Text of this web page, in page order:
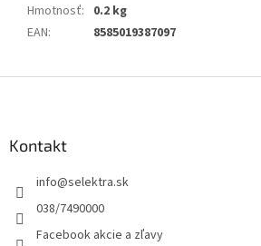
Hmotnosť: 0.2 kg
EAN: 8585019387097
Kontakt
info@selektra.sk
038/7490000
Facebook akcie a zľavy